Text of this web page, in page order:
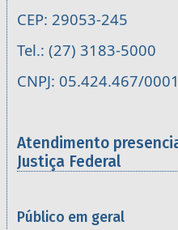
CEP: 29053-245
Tel.: (27) 3183-5000
CNPJ: 05.424.467/
Atendimento
Justiça Federal
Público em geral